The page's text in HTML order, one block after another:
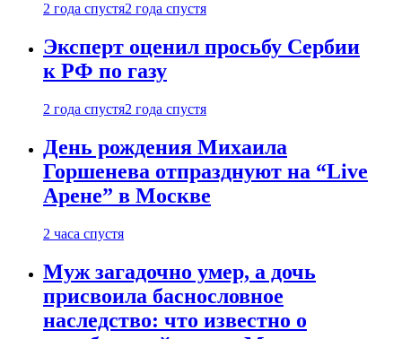
2 года спустя2 года спустя
Эксперт оценил просьбу Сербии
к РФ по газу
2 года спустя2 года спустя
День рождения Михаила
Горшенева отпразднуют на “Live
Арене” в Москве
2 часа спустя
Муж загадочно умер, а дочь
присвоила баснословное
наследство: что известно о